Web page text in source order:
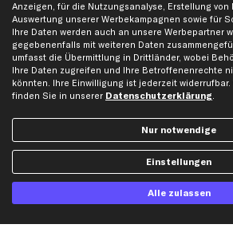
Die hier dargestellten Daten, insbesondere die
vervielfältigt werden. Die Vervielfältigung und
Datenbank ohne vorherige Einwilligung von TecAlliance
Dritter in solche Aktivitäten ist streng verboten.
Inhalten stellt eine Verletzung des Urheberrechts dar
nach sich ziehen.
Anzeigen, für die Nutzungsanalyse, Erstellung
Auswertung unserer Werbekampagnen sowie für
Ihre Daten werden auch an unsere Werbepartner
gegebenenfalls mit weiteren Daten
umfasst die Übermittlung in Drittländer, wobei
Ihre Daten zugreifen und Ihre Betroffenenrechte
könnten. Ihre Einwilligung ist jederzeit
finden Sie in unserer Datenschutzerklärung.
Nur notwendige
Einstellungen
Alle zulassen